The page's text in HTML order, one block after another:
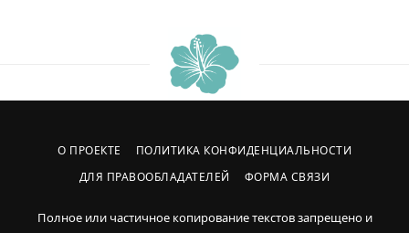
О ПРОЕКТЕ
ПОЛИТИКА КОНФИДЕНЦИАЛЬНОСТИ
ДЛЯ ПРАВООБЛАДАТЕЛЕЙ
ФОРМА СВЯЗИ
Полное или частичное копирование текстов запрещено и